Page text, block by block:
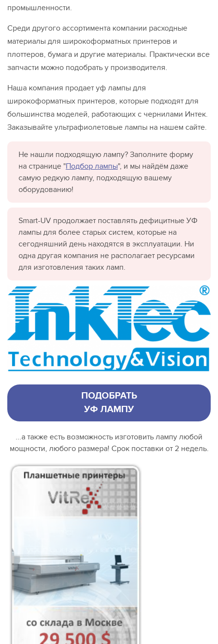
промышленности.
Среди другого ассортимента компании расходные
материалы для широкоформатных принтеров и
плоттеров, бумага и другие материалы. Практически все
запчасти можно подобрать у производителя.
Наша компания продает уф лампы для
широкоформатных принтеров, которые подходят для
большинства моделей, работающих с чернилами Интек.
Заказывайте ультрафиолетовые лампы на нашем сайте.
Не нашли подходящую лампу? Заполните форму
на странице "Подбор лампы", и мы найдём даже
самую редкую лампу, подходящую вашему
оборудованию!
Smart-UV продолжает поставлять дефицитные УФ
лампы для более старых систем, которые на
сегодняшний день находятся в эксплуатации. Ни
одна другая компания не располагает ресурсами
для изготовления таких ламп.
ПОДОБРАТЬ
УФ ЛАМПУ
...а также есть возможность изготовить лампу любой
мощности, любого размера! Срок поставки от 2 недель.